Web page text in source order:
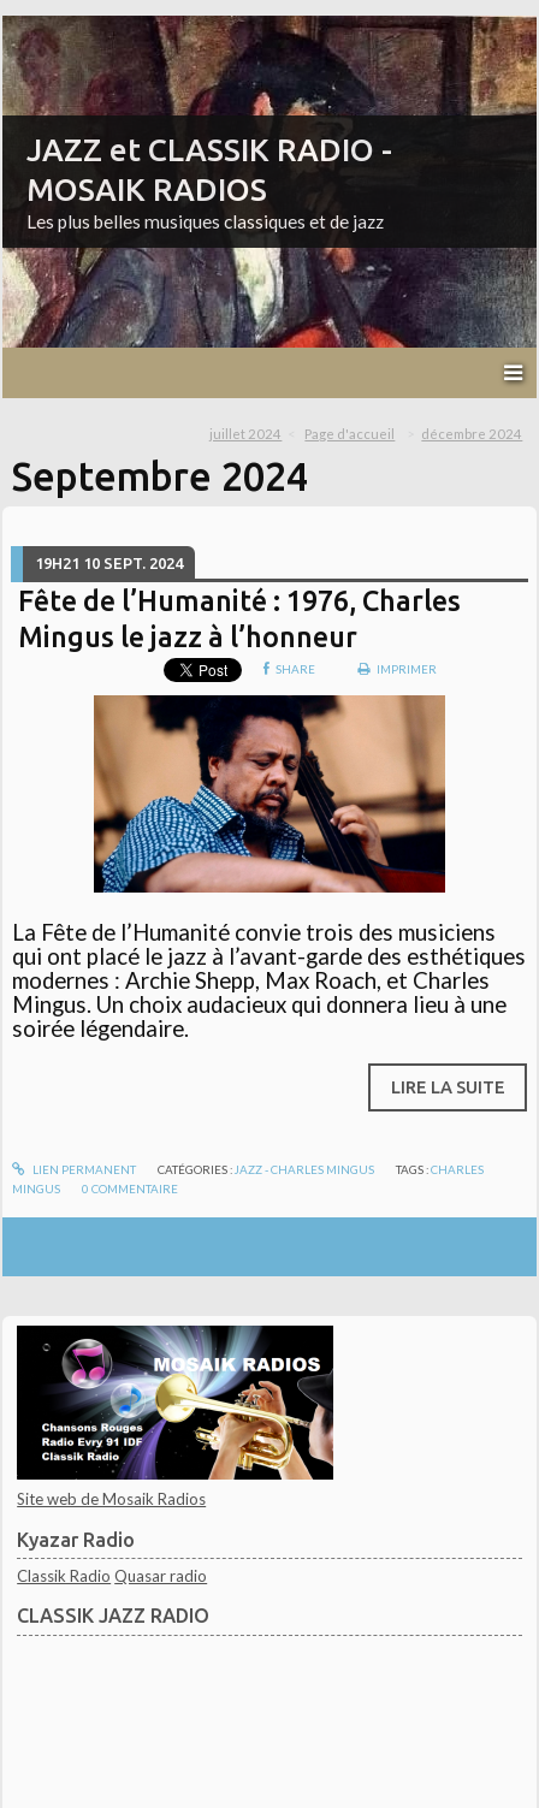
JAZZ et CLASSIK RADIO -
MOSAIK RADIOS
Les plus belles musiques classiques et de jazz
juillet 2024 Page d'accueil décembre 2024
Septembre 2024
19H21 10 SEPT. 2024
Fête de l’Humanité : 1976, Charles
Mingus le jazz à l’honneur
SHARE IMPRIMER
La Fête de l’Humanité convie trois des musiciens
qui ont placé le jazz à l’avant-garde des esthétiques
modernes : Archie Shepp, Max Roach, et Charles
Mingus. Un choix audacieux qui donnera lieu à une
soirée légendaire.
LIRE LA SUITE
LIEN PERMANENT CATÉGORIES : JAZZ - CHARLES MINGUS TAGS :CHARLES
MINGUS
0 COMMENTAIRE
Site web de Mosaik Radios
Kyazar Radio
Classik Radio Quasar radio
CLASSIK JAZZ RADIO